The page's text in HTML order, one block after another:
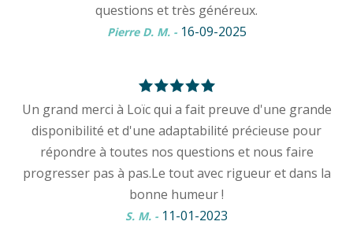
questions et très généreux.
Pierre D. M. - 16-09-2025
Un grand merci à Loïc qui a fait preuve d'une grande
disponibilité et d'une adaptabilité précieuse pour
répondre à toutes nos questions et nous faire
progresser pas à pas.Le tout avec rigueur et dans la
bonne humeur !
S. M. - 11-01-2023